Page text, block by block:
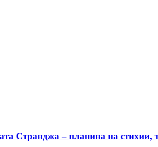
Странджа – планина на стихии,